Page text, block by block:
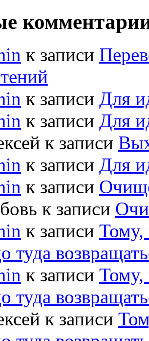
к записи
к записи Для
к записи Для
к записи
к записи Для
к записи
к записи
к записи Тому,
туда
к записи Тому,
туда
к записи